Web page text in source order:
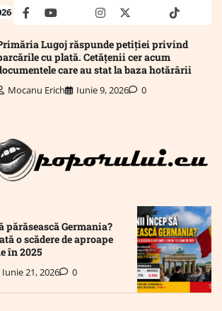
facebookyoutubeMailinstagram
twitter truthtiktok
Lugoj răspunde petiției privind
cu plată. Cetățenii cer acum
care au stat la baza hotărârii
Mocanu Erich Iunie 9, 2026 0
părăsească Germania?
o scădere de aproape
în 2025
Iunie 21, 2026 0